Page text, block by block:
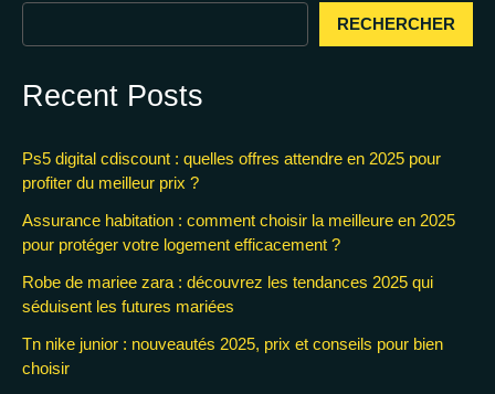
RECHERCHER
Recent Posts
Ps5 digital cdiscount : quelles offres attendre en 2025 pour
profiter du meilleur prix ?
Assurance habitation : comment choisir la meilleure en 2025
pour protéger votre logement efficacement ?
Robe de mariee zara : découvrez les tendances 2025 qui
séduisent les futures mariées
Tn nike junior : nouveautés 2025, prix et conseils pour bien
choisir